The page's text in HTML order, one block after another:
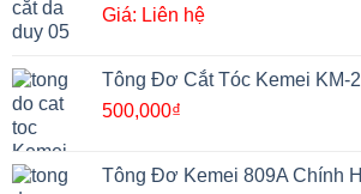
Giá: Liên hệ
Tông Đơ Cắt Tóc Kemei KM-
500,000₫
Tông Đơ Kemei 809A Chính